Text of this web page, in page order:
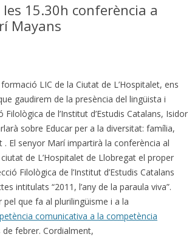
15.30h conferència a
Mayans
LIC de la Ciutat de L’Hospitalet, ens
gaudirem de la presència del lingüista i
Filològica de l’Institut d’Estudis Catalans, Isidor
sobre Educar per a la diversitat: família,
. El senyor Marí impartirà la conferència al
de L’Hospitalet de Llobregat el proper
Filològica de l’Institut d’Estudis Catalans
intitulats “2011, l’any de la paraula viva”.
que fa al plurilingüisme i a la
comunicativa a la competència
de febrer. Cordialment,